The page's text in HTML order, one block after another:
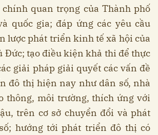
quan trọng của Thành phố
quốc gia; đáp ứng các yêu cầu
lược phát triển kinh tế xã hội của
Đức; tạo điều kiện khả thi để thực
giải pháp giải quyết các vấn đề
đô thị hiện nay như dân số, nhà
thông, môi trường, thích ứng với
trên cơ sở chuyển đổi và phát
hướng tới phát triển đô thị có